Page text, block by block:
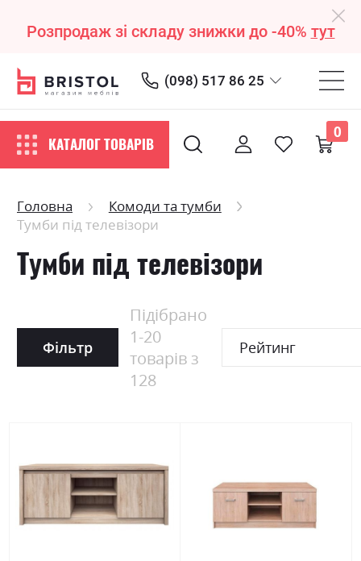
Розпродаж зі складу знижки до -40% тут
(098) 517 86 25
КАТАЛОГ ТОВАРІВ
0
Головна
Комоди та тумби
Тумби під телевізори
Тумби під телевізори
Фільтр
Підібрано
1-20
товарів з
128
Рейтинг